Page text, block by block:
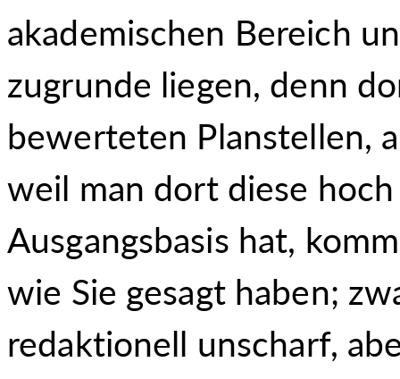
akademischen Bereich
zugrunde liegen, denn
bewerteten Planstellen,
weil man dort diese
Ausgangsbasis hat,
wie Sie gesagt haben;
redaktionell unscharf,